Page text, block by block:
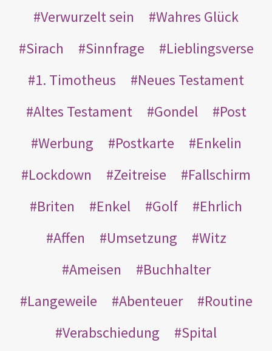
Verwurzelt sein
Wahres Glück
Sirach
Sinnfrage
Lieblingsverse
1. Timotheus
Neues Testament
Altes Testament
Gondel
Post
Werbung
Postkarte
Enkelin
Lockdown
Zeitreise
Fallschirm
Briten
Enkel Golf
Ehrlich
Affen
Umsetzung
Witz
Ameisen
Buchhalter
Langeweile
Abenteuer
Routine
Verabschiedung
Spital